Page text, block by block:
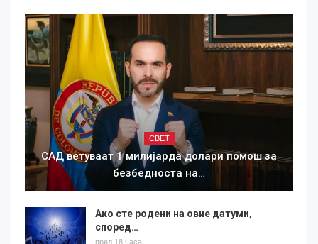
СВЕТ
САД ветуваат 1 милијарда долари помош за
безбедноста на…
Ако сте родени на овие датуми,
според…
пред 18 часа